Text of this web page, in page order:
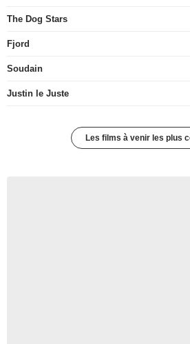
The Dog Stars
Fjord
Soudain
Justin le Juste
Les films à venir les plus